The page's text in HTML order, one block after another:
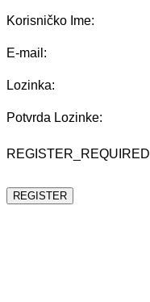
Korisničko Ime:
E-mail:
Lozinka:
Potvrda Lozinke:
REGISTER_REQUIRED
REGISTER